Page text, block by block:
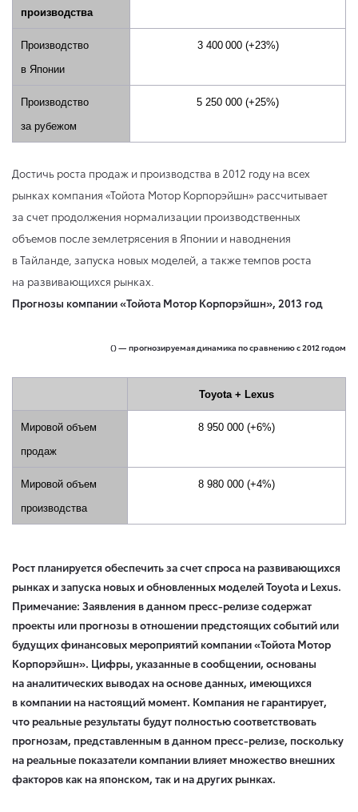
производства
Производство
в Японии
3 400 000(+23%)
Производство
за рубежом
5 250 000 (+25%)
Достичь роста продаж и производства в 2012 году на всех
рынках компания «Тойота Мотор Корпорэйшн» рассчитывает
за счет продолжения нормализации производственных
объемов после землетрясения в Японии и наводнения
в Тайланде, запуска новых моделей, а также темпов роста
на развивающихся рынках.
Прогнозы компании «Тойота Мотор Корпорэйшн», 2013 год
() — прогнозируемая динамика по сравнению с 2012 годом
Toyota + Lexus
Мировой объем
продаж
8 950 000 (+6%)
Мировой объем
производства
8 980 000 (+4%)
Рост планируется обеспечить за счет спроса на развивающихся
рынках и запуска новых и обновленных моделейToyota и Lexus.
Примечание: Заявления в данном пресс-релизе содержат
проекты или прогнозы в отношении предстоящих событий или
будущих финансовых мероприятий компании «Тойота Мотор
Корпорэйшн». Цифры, указанные в сообщении, основаны
на аналитических выводах на основе данных, имеющихся
в компании на настоящий момент. Компания не гарантирует,
что реальные результаты будут полностью соответствовать
прогнозам, представленным в данном пресс-релизе, поскольку
на реальные показатели компании влияет множество внешних
факторов как на японском, так и на других рынках.